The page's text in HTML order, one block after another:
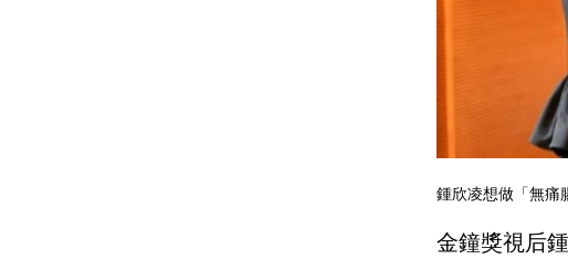
鍾欣凌想做「無痛
金鐘獎視后